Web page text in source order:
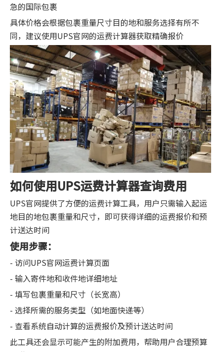
急的国际包裹
具体价格会根据包裹重量尺寸目的地和服务选择有所不
同，建议使用UPS官网的运费计算器获取精确报价
如何使用UPS运费计算器查询费用
UPS官网提供了方便的运费计算工具，用户只需输入起运
地目的地包裹重量和尺寸，即可获得详细的运费报价和预
计送达时间
使用步骤：
- 访问UPS官网运费计算页面
- 输入寄件地和收件地详细地址
- 填写包裹重量和尺寸（长宽高）
- 选择所需的服务类型（如地面快递等）
- 查看系统自动计算的运费报价及预计送达时间
此工具还会显示可能产生的附加费用，帮助用户合理预算